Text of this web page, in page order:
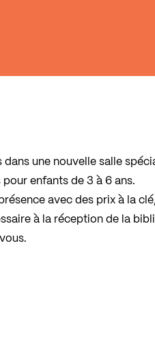
une nouvelle salle
pour enfants de 3 à 6 ans.
avec des prix à la
à la réception de la